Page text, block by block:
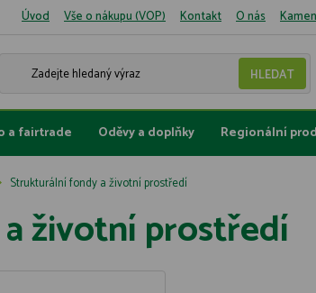
Úvod Vše o nákupu (VOP) Kontakt O nás
a fairtrade Oděvy a doplňky Regionální
Strukturální fondy a životní prostředí
životní prostředí